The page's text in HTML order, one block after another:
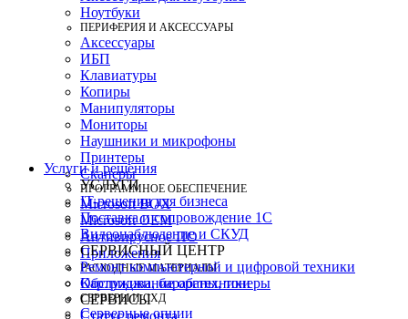
Ноутбуки
ПЕРИФЕРИЯ И АКСЕССУАРЫ
Аксессуары
ИБП
Клавиатуры
Копиры
Манипуляторы
Мониторы
Наушники и микрофоны
Принтеры
Сканеры
ПРОГРАММНОЕ ОБЕСПЕЧЕНИЕ
Microsoft BOX
Microsoft OEM
Антивирусное ПО
Приложения
РАСХОДНЫЕ МАТЕРИАЛЫ
Картриджи, барабаны, тонеры
СЕРВЕРЫ И СХД
Серверные опции
Услуги и решения
УСЛУГИ
IT-решения для бизнеса
Поставка и сопровождение 1C
Видеонаблюдение и СКУД
СЕРВИСНЫЙ ЦЕНТР
Ремонт компьютерной и цифровой техники
Обслуживание оргтехники
СЕРВИСЫ
Статус ремонта